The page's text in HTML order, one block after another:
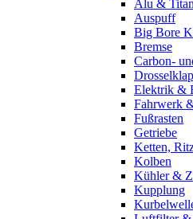
Alu &
Auspuff
Big Bore
Bremse
Carbon-
Elektrik &
Fahrwerk
Fußrasten
Getriebe
Ketten,
Kolben
Kühler &
Kupplung